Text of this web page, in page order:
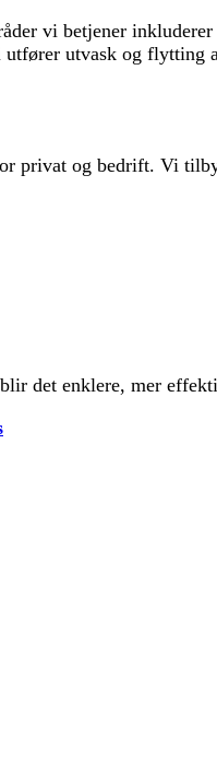
vi betjener
utvask og
privat og bedrift. Vi
det enklere, mer